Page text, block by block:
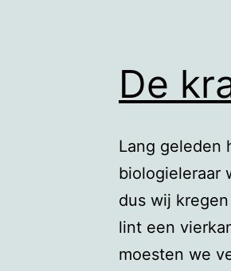
De
Lang geleden
biologieleraar
dus wij
lint een
moesten we